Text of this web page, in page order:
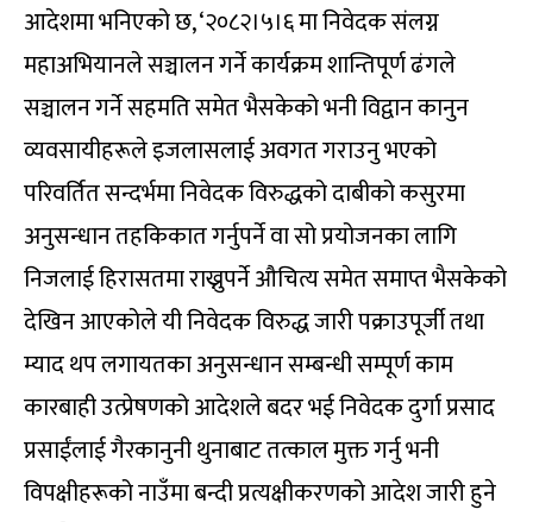
आदेशमा भनिएको छ, ‘२०८२।५।६ मा निवेदक संलग्न
महाअभियानले सञ्चालन गर्ने कार्यक्रम शान्तिपूर्ण ढंगले
सञ्चालन गर्ने सहमति समेत भैसकेको भनी विद्वान कानुन
व्यवसायीहरूले इजलासलाई अवगत गराउनु भएको
परिवर्तित सन्दर्भमा निवेदक विरुद्धको दाबीको कसुरमा
अनुसन्धान तहकिकात गर्नुपर्ने वा सो प्रयोजनका लागि
निजलाई हिरासतमा राख्नुपर्ने औचित्य समेत समाप्त भैसकेको
देखिन आएकोले यी निवेदक विरुद्ध जारी पक्राउपूर्जी तथा
म्याद थप लगायतका अनुसन्धान सम्बन्धी सम्पूर्ण काम
कारबाही उत्प्रेषणको आदेशले बदर भई निवेदक दुर्गा प्रसाद
प्रसाईंलाई गैरकानुनी थुनाबाट तत्काल मुक्त गर्नु भनी
विपक्षीहरूको नाउँमा बन्दी प्रत्यक्षीकरणको आदेश जारी हुने